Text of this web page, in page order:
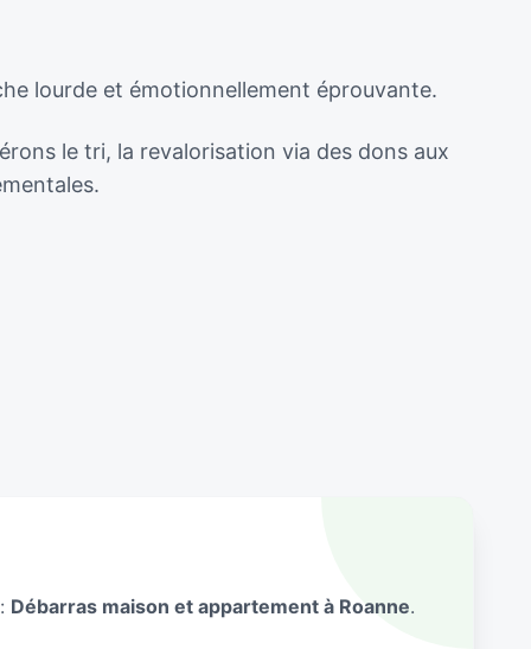
lourde et émotionnellement éprouvante.
le tri, la revalorisation via des dons aux
Débarras maison et appartement à Roanne.